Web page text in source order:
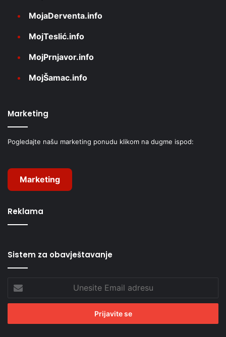
MojaDerventa.info
MojTeslić.info
MojPrnjavor.info
MojŠamac.info
Marketing
Pogledajte našu marketing ponudu klikom na dugme ispod:
Marketing
Reklama
Sistem za obavještavanje
Email
adresu